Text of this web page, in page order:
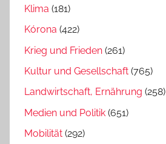
Klima (181)
Kórona (422)
Krieg und Frieden (261)
Kultur und Gesellschaft (765)
Landwirtschaft, Ernährung (258)
Medien und Politik (651)
Mobilität (292)